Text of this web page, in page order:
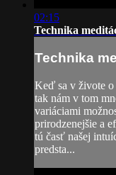
02:15
Technika
Technika
Keď sa v živote o
tak nám v tom
variáciami
prirodzenejšie a
tú časť našej
predsta...